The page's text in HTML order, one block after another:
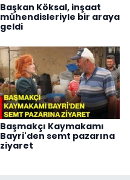
Başkan Köksal, inşaat
mühendisleriyle bir araya
geldi
Başmakçı Kaymakamı
Bayri'den semt pazarına
ziyaret